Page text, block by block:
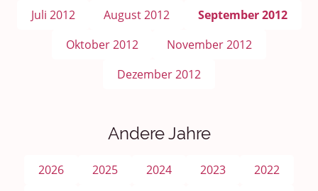
Juli 2012
August 2012
September 2012
Oktober 2012
November 2012
Dezember 2012
Andere Jahre
2026 2025 2024 2023
2022